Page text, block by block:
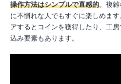
操作方法はシンプルで直感的。複
に不慣れな人でもすぐに楽しめま
アするとコインを獲得したり、工
込み要素もあります。